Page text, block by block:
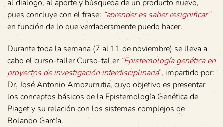
al dialogo, al aporte y búsqueda de un producto nuevo,
pues concluye con el frase: “aprender es saber resignificar”
en función de lo que verdaderamente puedo hacer.
Durante toda la semana (7 al 11 de noviembre) se lleva a
cabo el curso-taller Curso-taller “Epistemología genética en
proyectos de investigación interdisciplinaria”, impartido por:
Dr. José Antonio Amozurrutia, cuyo objetivo es presentar
los conceptos básicos de la Epistemología Genética de
Piaget y su relación con los sistemas complejos de
Rolando García.